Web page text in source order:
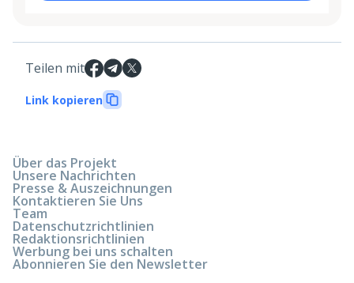
Teilen mit
Link kopieren
Über das Projekt
Unsere Nachrichten
Presse & Auszeichnungen
Kontaktieren Sie Uns
Team
Datenschutzrichtlinien
Redaktionsrichtlinien
Werbung bei uns schalten
Abonnieren Sie den Newsletter